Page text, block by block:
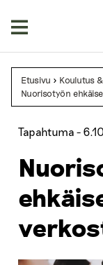
Etusivu > Koulutus
Nuorisotyön
Tapahtuma -